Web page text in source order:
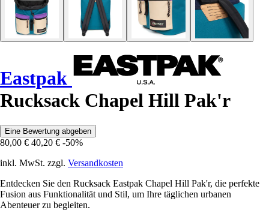
Eastpak
Rucksack Chapel Hill Pak'r
Eine Bewertung abgeben
80,00 € 40,20 € -50%
inkl. MwSt. zzgl. Versandkosten
Entdecken Sie den Rucksack Eastpak Chapel Hill Pak'r, die perfekte
Fusion aus Funktionalität und Stil, um Ihre täglichen urbanen
Abenteuer zu begleiten.